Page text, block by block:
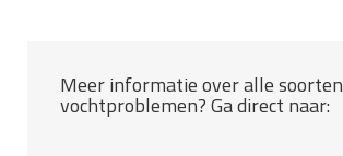
Meer informatie over alle soorten
vochtproblemen? Ga direct naar: